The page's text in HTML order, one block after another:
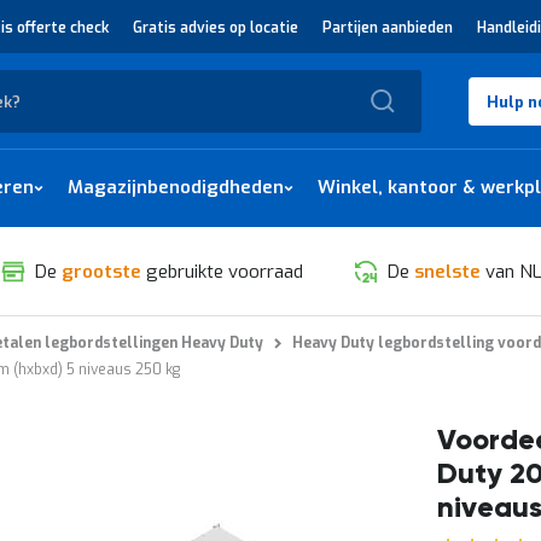
offerte check Gratis advies op locatie Partijen aanbieden
Hulp
Magazijnbenodigdheden Winkel, kantoor &
De grootste gebruikte voorraad De snelste van
legbordstellingen Heavy Duty
Heavy Duty legbordstelling
5 niveaus 250 kg
Duty